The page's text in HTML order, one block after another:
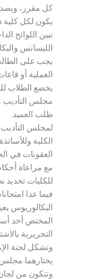
كل مقرر،
يكون لكل كلية
تبين اللوائح
الليسانس
يجب على
العملية أو
يخضع الطلاب
مجلس التأديب
طلب العميد.
لمجلس التأديب
الكلية
العقوبات في
مع مراعاة أحكام
للكليات تحديد
فيما عدا
البكالوريوس
المختص أحد
التحريرية
وتشكل لجنة
يختارهما
وتتكون من